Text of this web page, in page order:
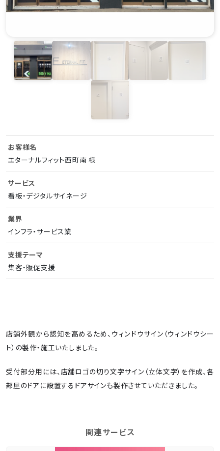
お客様名
エターナルフィット西町南 様
サービス
看板・デジタルサイネージ
業界
インフラ・サービス業
支援テーマ
集客・販促支援
店舗外観から認知を高めるため、ウィンドウサイン（ウィンドウシー
ト）の製作・施工いたしました。
受付部分用には、店舗ロゴの切り文字サイン（立体文字）を作成、各
部屋のドアに設置するドアサインも製作させていただきました。
関連サービス